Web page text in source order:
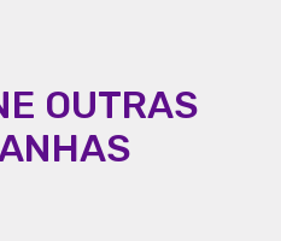
OUTRAS